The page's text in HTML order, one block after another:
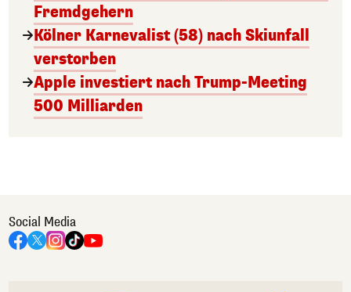
Fremdgehern
Kölner Karnevalist (58) nach Skiunfall
verstorben
Apple investiert nach Trump-Meeting
500 Milliarden
Social Media